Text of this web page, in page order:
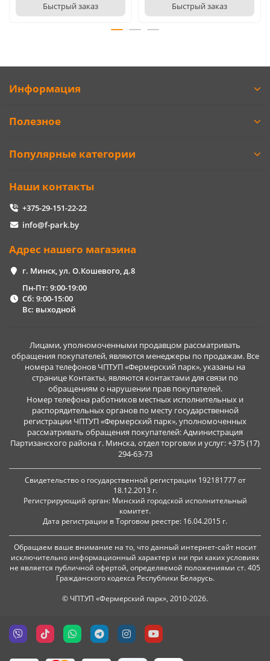
Быстрый заказ Быстрый заказ
Информация
Полезное
Популярные категории
Наши контакты
+375-29-151-22-22
info@f-park.by
Адрес нашего магазина
г. Минск, ул. О.Кошевого, д.8
Пн-Пт: 9:00-19:00
Сб: 9:00-15:00
Вс: выходной
Лицами, уполномоченными продавцом рассматривать
обращения покупателей, являются менеджеры по продажам. Все
номера телефонов ЧПТУП «Фермерский парк», указаны на
странице Контакты, являются контактами для связи по
обращениям о нарушении прав покупателей.
Номер телефона работников местных исполнительных и
распорядительных органов по месту государственной
регистрации ЧПТУП «Фермерский парк», уполномоченных
рассматривать обращения покупателей: Администрация
Партизанского района г. Минска, отдел торговли и услуг: +375 (17)
294-63-73
Свидетельство о государственной регистрации 192181777 от
18.12.2013 г.
Регистрирующий орган: Минский городской исполнительный
комитет.
Дата регистрации в Торговом реестре: 16.04.2015 г.
Обращаем ваше внимание на то, что данный интернет-сайт носит
исключительно информационный характер и ни при каких условиях
не является публичной офертой, определяемой положениями ст. 405
Гражданского кодекса Республики Беларусь.
© ЧПТУП «Фермерский парк», 2010-2026.